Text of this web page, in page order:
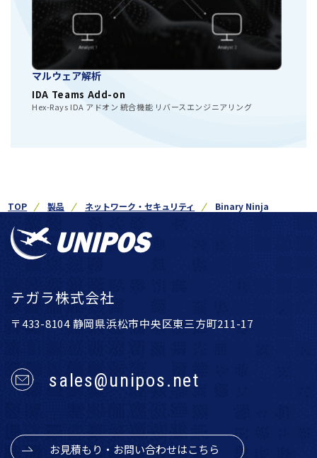
マルウェア解析
IDA Teams Add-on
Hex-Rays IDA アドオン 統合機能 リバースエンジニアリング
TOP 製品 ネットワーク・セキュリティ Binary Ninja
テガラ株式会社
〒433-8104 静岡県浜松市中央区東三方町211-17
sales@unipos.net
お見積もり・お問い合わせはこちら